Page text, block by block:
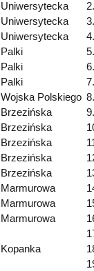
Uniwersytecka
2.
Uniwersytecka
3.
Uniwersytecka
4.
Palki
5.
Palki
6.
Palki
7.
Wojska Polskiego 8.
Brzezińska
9.
Brzezińska
Brzezińska
Brzezińska
Brzezińska
Marmurowa
Marmurowa
Marmurowa
Kopanka